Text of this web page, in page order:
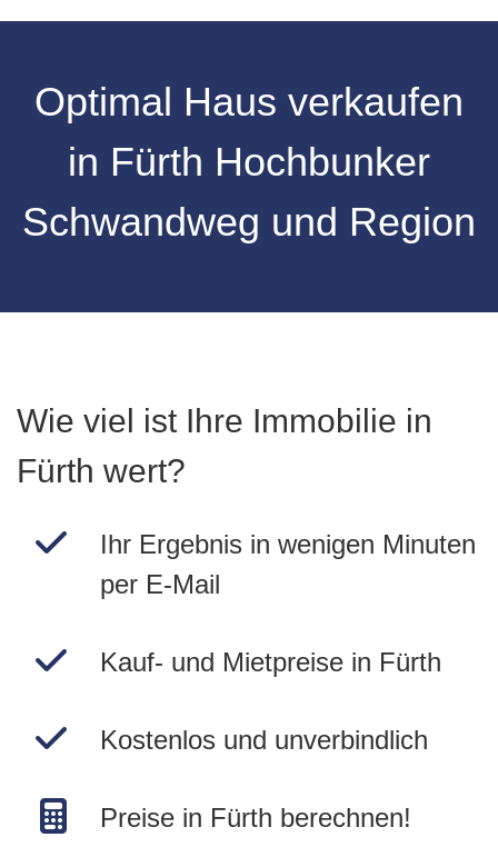
Optimal Haus verkaufen
in Fürth Hochbunker
Schwandweg und Region
Wie viel ist Ihre Immobilie in
Fürth wert?
Ihr Ergebnis in wenigen Minuten
per E-Mail
Kauf- und Mietpreise in Fürth
Kostenlos und unverbindlich
Preise in Fürth berechnen!